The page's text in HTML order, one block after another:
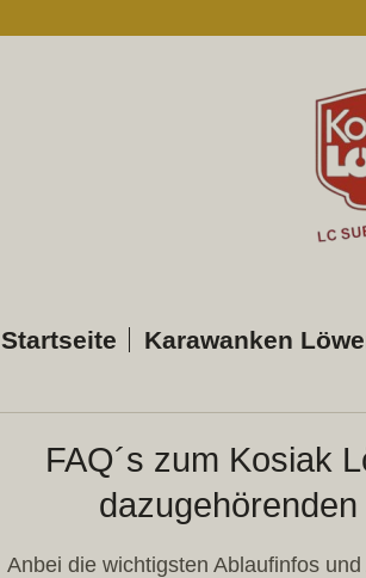
Startseite Karawanken
FAQ´s zum Kosiak
Anbei die wichtigsten Ablaufinfos